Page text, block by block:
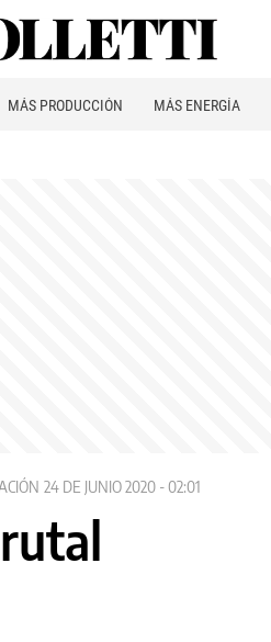
MÁS PRODUCCIÓN MÁS ENERGÍA
24 DE JUNIO 2020 - 02:01